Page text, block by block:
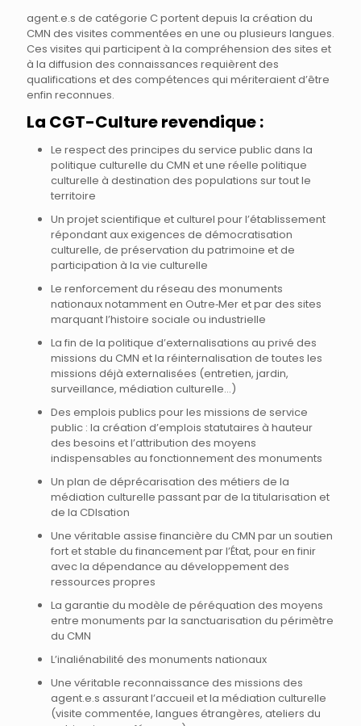
agent.e.s de catégorie C portent depuis la création du
CMN des visites commentées en une ou plusieurs langues.
Ces visites qui participent à la compréhension des sites et
à la diffusion des connaissances requièrent des
qualifications et des compétences qui mériteraient d’être
enfin reconnues.
La CGT-Culture revendique :
Le respect des principes du service public dans la
politique culturelle du CMN et une réelle politique
culturelle à destination des populations sur tout le
territoire
Un projet scientifique et culturel pour l’établissement
répondant aux exigences de démocratisation
culturelle, de préservation du patrimoine et de
participation à la vie culturelle
Le renforcement du réseau des monuments
nationaux notamment en Outre‐Mer et par des sites
marquant l’histoire sociale ou industrielle
La fin de la politique d’externalisations au privé des
missions du CMN et la réinternalisation de toutes les
missions déjà externalisées (entretien, jardin,
surveillance, médiation culturelle…)
Des emplois publics pour les missions de service
public : la création d’emplois statutaires à hauteur
des besoins et l’attribution des moyens
indispensables au fonctionnement des monuments
Un plan de déprécarisation des métiers de la
médiation culturelle passant par de la titularisation et
de la CDIsation
Une véritable assise financière du CMN par un soutien
fort et stable du financement par l’État, pour en finir
avec la dépendance au développement des
ressources propres
La garantie du modèle de péréquation des moyens
entre monuments par la sanctuarisation du périmètre
du CMN
L’inaliénabilité des monuments nationaux
Une véritable reconnaissance des missions des
agent.e.s assurant l’accueil et la médiation culturelle
(visite commentée, langues étrangères, ateliers du